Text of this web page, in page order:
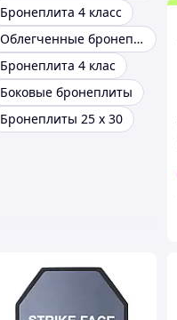
Бронеплита 4 класс
Облегченные бронеплиты
Бронеплита 4 клас
Боковые бронеплиты
Бронеплиты 25 х 30